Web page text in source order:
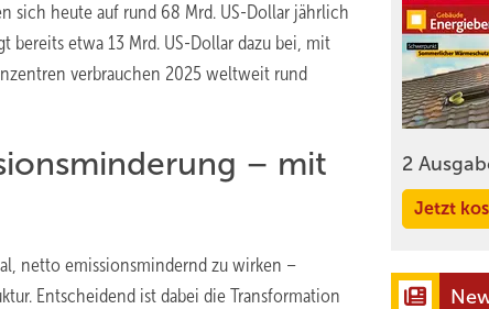
sich heute auf rund 68 Mrd. US-Dollar jährlich
bereits etwa 13 Mrd. US-Dollar dazu bei, mit
verbrauchen 2025 weltweit rund
– mit
netto emissionsmindernd zu wirken –
Entscheidend ist dabei die Transformation
2
Jetzt